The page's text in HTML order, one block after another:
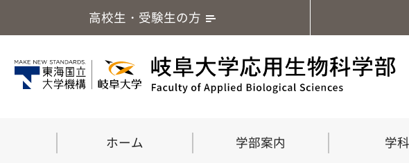
高校生・受験生の方
ホーム 学部案内 学科